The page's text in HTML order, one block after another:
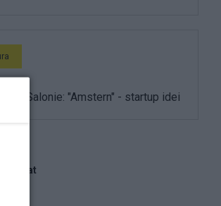
w Salonie: "Amstern" - startup idei
temat